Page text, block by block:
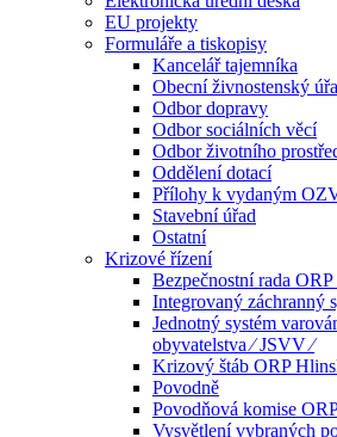
EU projekty
Formuláře a tiskopisy
Kancelář tajemníka
Obecní živnostenský
Odbor dopravy
Odbor sociálních věcí
Odbor životního
Oddělení dotací
Přílohy k vydaným
Stavební úřad
Ostatní
Krizové řízení
Bezpečnostní rada
Integrovaný záchranný
Jednotný systém
obyvatelstva ⁄ JSVV ⁄
Krizový štáb ORP
Povodně
Povodňová komise
Vysvětlení vybraných